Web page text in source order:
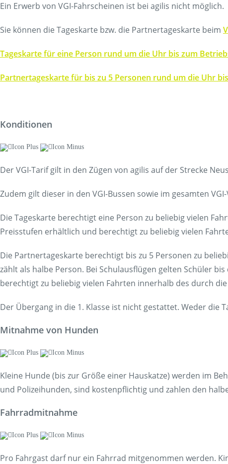
Ein Erwerb von VGI-Fahrscheinen ist bei agilis nicht möglich.
Sie können die Tageskarte bzw. die Partnertageskarte beim
Tageskarte für eine Person rund um die Uhr bis zum
Partnertageskarte für bis zu 5 Personen rund um die Uhr
Konditionen
Der VGI-Tarif gilt in den Zügen von agilis auf der Strecke
Zudem gilt dieser in den VGI-Bussen sowie im gesamten
Die Tageskarte berechtigt eine Person zu beliebig vielen
Preisstufen erhältlich und berechtigt zu beliebig vielen
Die Partnertageskarte berechtigt bis zu 5 Personen zu
zählt als halbe Person. Bei Schulausflügen gelten Schüler
berechtigt zu beliebig vielen Fahrten innerhalb des durch
Der Übergang in die 1. Klasse ist nicht gestattet. Weder
Mitnahme von Hunden
Kleine Hunde (bis zur Größe einer Hauskatze) werden im
und Polizeihunden, sind kostenpflichtig und zahlen den
Fahrradmitnahme
Pro Fahrgast darf nur ein Fahrrad mitgenommen werden.